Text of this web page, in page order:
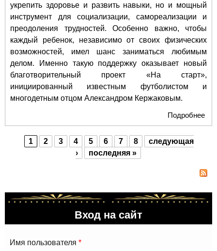
укрепить здоровье и развить навыки, но и мощный
инструмент для социализации, самореализации и
преодоления трудностей. Особенно важно, чтобы
каждый ребенок, независимо от своих физических
возможностей, имел шанс заниматься любимым
делом. Именно такую поддержку оказывает новый
благотворительный проект «На старт»,
инициированный известным футболистом и
многодетным отцом Александром Кержаковым.
Подробнее
Страницы
1 2 3 4 5 6 7 8
следующая
›
последняя »
Вход на сайт
Имя пользователя *